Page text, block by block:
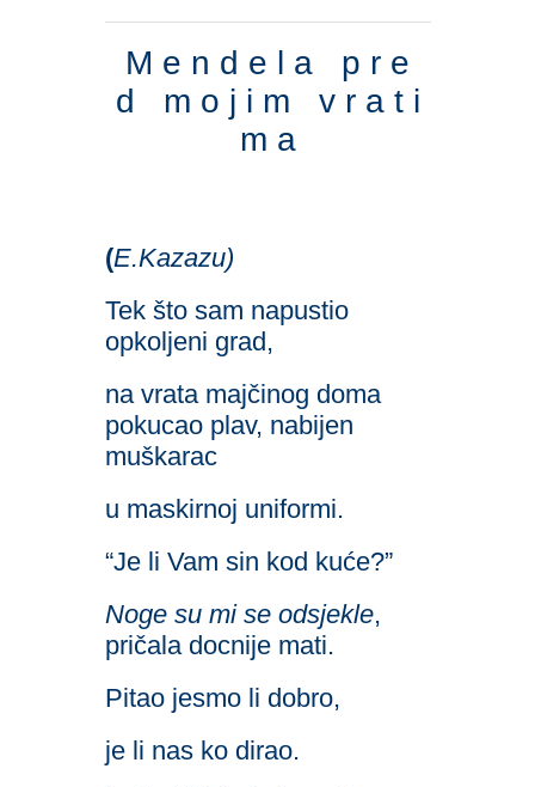
M e n d e l a p r e
d m o j i m v r a t i
m a
(E.Kazazu)
Tek što sam napustio
opkoljeni grad,
na vrata majčinog doma
pokucao plav, nabijen
muškarac
u maskirnoj uniformi.
“Je li Vam sin kod kuće?”
Noge su mi se odsjekle,
pričala docnije mati.
Pitao jesmo li dobro,
je li nas ko dirao.